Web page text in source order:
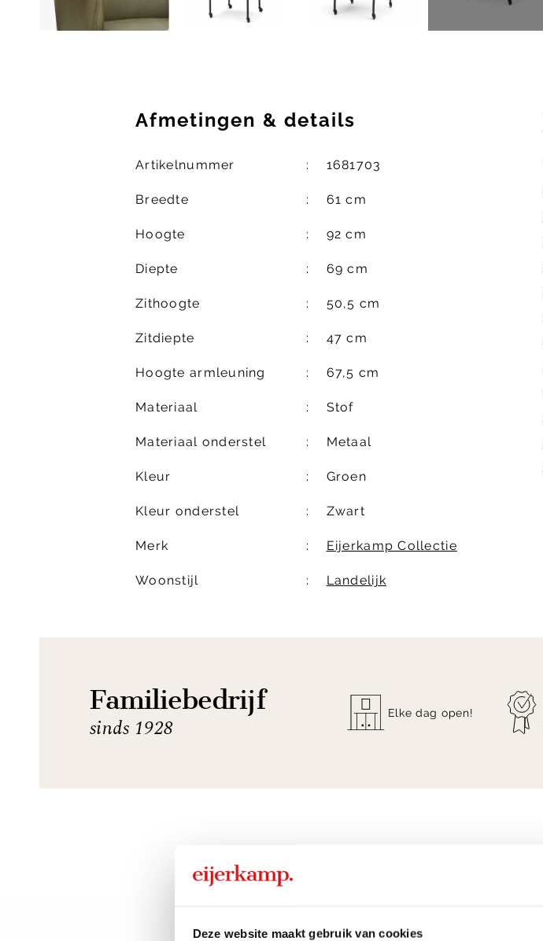
Deze website maakt gebruik van cookies
Afmetingen & details
Artikelnummer 1681703
Breedte 61 cm
Hoogte 92 cm
Diepte 69 cm
Zithoogte 50,5 cm
Zitdiepte 47 cm
Hoogte armleuning 67,5 cm
Materiaal Stof
Materiaal onderstel Metaal
Kleur Groen
Kleur onderstel Zwart
Merk Eijerkamp Collectie
Woonstijl Landelijk
Familiebedrijf
sinds 1928
Elke dag open!